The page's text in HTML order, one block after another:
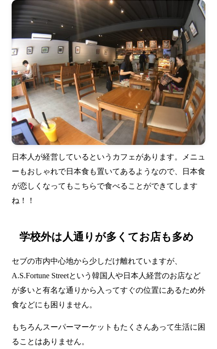
日本人が経営しているというカフェがあります。メニュ
ーもおしゃれで日本食も置いてあるようなので、日本食
が恋しくなってもこちらで食べることができてします
ね！！
学校外は人通りが多くてお店も多め
セブの市内中心地から少しだけ離れていますが、
A.S.Fortune Streetという韓国人や日本人経営のお店など
が多いと有名な通りから入ってすぐの位置にあるため外
食などにも困りません。
もちろんスーパーマーケットもたくさんあって生活に困
ることはありません。